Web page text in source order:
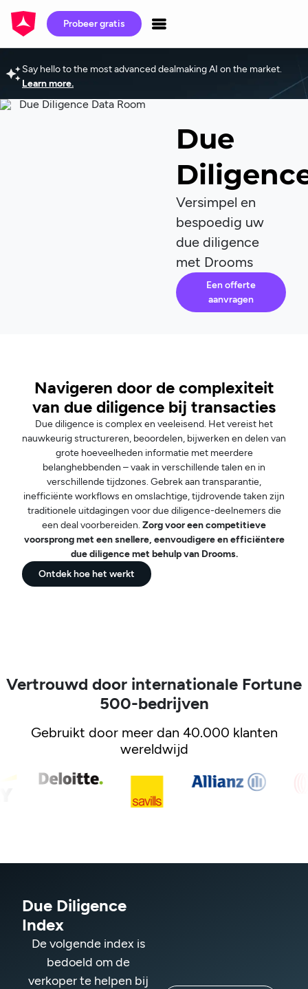
Probeer gratis
Say hello to the most advanced dealmaking AI on the market.
Learn more.
Due
Versimpel en
bespoedig uw
due diligence
met Drooms
Een offerte
aanvragen
Navigeren door de complexiteit
van due diligence bij transacties
Due diligence is complex en veeleisend. Het vereist het
nauwkeurig structureren, beoordelen, bijwerken en delen van
grote hoeveelheden informatie met meerdere
belanghebbenden – vaak in verschillende talen en in
verschillende tijdzones. Gebrek aan transparantie,
inefficiënte workflows en omslachtige, tijdrovende taken zijn
traditionele uitdagingen voor due diligence-deelnemers die
een deal voorbereiden. Zorg voor een competitieve
voorsprong met een snellere, eenvoudigere en efficiëntere
due diligence met behulp van Drooms.
Ontdek hoe het werkt
Vertrouwd door internationale Fortune
500-bedrijven
Gebruikt door meer dan 40.000 klanten
wereldwijd
Due Diligence
Index
De volgende index is
bedoeld om de
verkoper te helpen bij